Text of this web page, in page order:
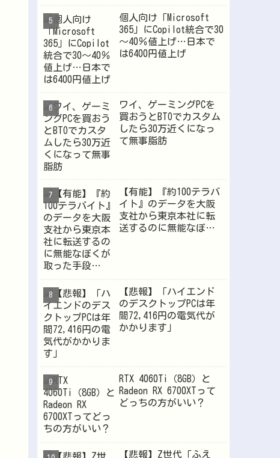
個人向け「Microsoft
365」にCopilot統合で30
～40％値上げ…日本で
は6400円値上げ
ワイ、ゲーミングPCを
買おうとBTOでカスタム
したら30万近くになっ
て無事脂肪
【有能】『約100テラバ
イト』のデータを大阪
支社から東京本社に転
送するのに無能なぼく
【悲報】「ハイエンド
のデスクトップPCは年
間72,416円の電気代が
かかります」
RTX 4060Ti（8GB）と
Radeon RX 6700XTって
どっちの方がいい？
【悲報】Z世代「ふえ